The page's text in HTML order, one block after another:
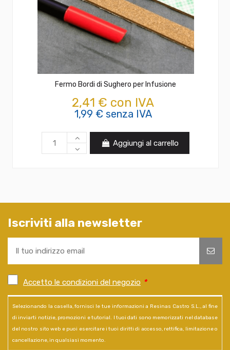
Fermo Bordi di Sughero per Infusione
2,41 € con IVA
1,99 € senza IVA
Aggiungi al carrello
Iscriviti alla newsletter
Accetto le condizioni del negozio *
Selezionando la casella, fornisci le tue informazioni a Resinas Castro S.L., al fine
di inviarti notizie, promozioni e tutorial. I tuoi dati sono memorizzati nel database
del nostro sito web e puoi esercitare i tuoi diritti di accesso, rettifica, limitazione o
cancellazione, in qualsiasi momento.